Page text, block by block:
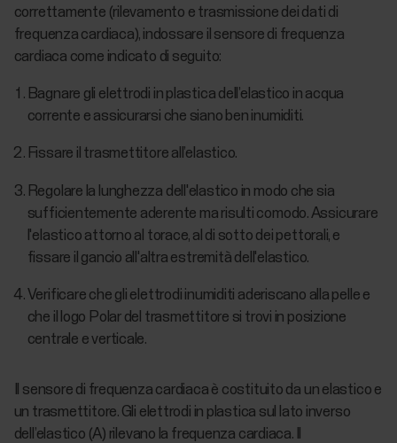
correttamente (rilevamento e trasmissione dei dati di
frequenza cardiaca), indossare il sensore di frequenza
cardiaca come indicato di seguito:
Bagnare gli elettrodi in plastica dell’elastico in acqua
corrente e assicurarsi che siano ben inumiditi.
Fissare il trasmettitore all’elastico.
Regolare la lunghezza dell'elastico in modo che sia
sufficientemente aderente ma risulti comodo. Assicurare
l'elastico attorno al torace, al di sotto dei pettorali, e
fissare il gancio all'altra estremità dell'elastico.
Verificare che gli elettrodi inumiditi aderiscano alla pelle e
che il logo Polar del trasmettitore si trovi in posizione
centrale e verticale.
Il sensore di frequenza cardiaca è costituito da un elastico e
un trasmettitore. Gli elettrodi in plastica sul lato inverso
dell’elastico (A) rilevano la frequenza cardiaca. Il